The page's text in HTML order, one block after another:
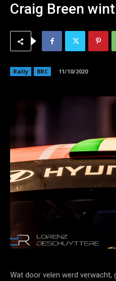
Craig Breen
Rally BRC 11/10/2020
Wat door velen werd verwacht,